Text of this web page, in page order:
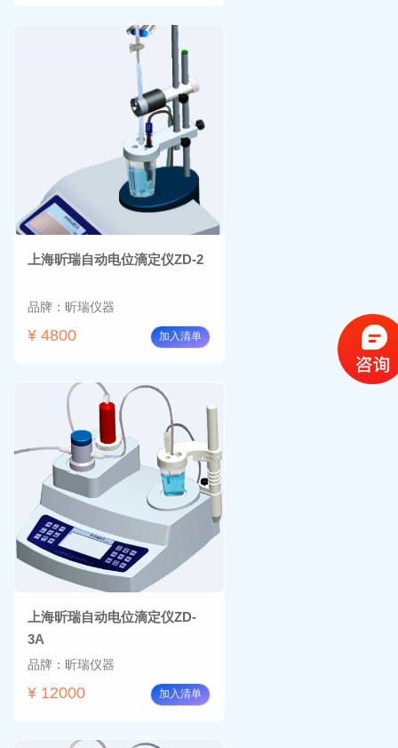
上海昕瑞自动电位滴定仪ZD-2
品牌：昕瑞仪器
¥ 4800 加入清单
上海昕瑞自动电位滴定仪ZD-
3A
品牌：昕瑞仪器
¥ 12000 加入清单